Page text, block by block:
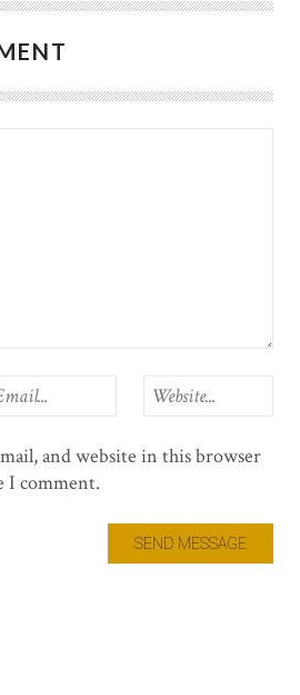
and website in this browser
I comment.